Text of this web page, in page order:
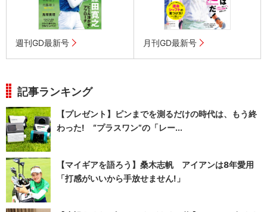
週刊GD最新号 月刊GD最新号
記事ランキング
【プレゼント】ピンまでを測るだけの時代は、もう終
わった! “プラスワン”の「レー...
【マイギアを語ろう】桑木志帆 アイアンは8年愛用
「打感がいいから手放せません!」